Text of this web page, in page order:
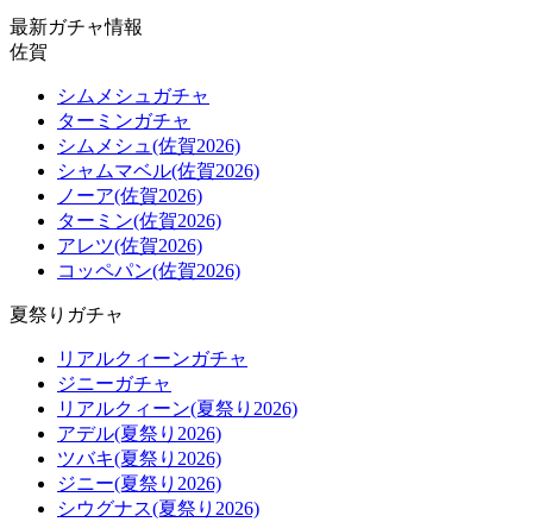
最新ガチャ情報
佐賀
シムメシュガチャ
ターミンガチャ
シムメシュ(佐賀2026)
シャムマベル(佐賀2026)
ノーア(佐賀2026)
ターミン(佐賀2026)
アレツ(佐賀2026)
コッペパン(佐賀2026)
夏祭りガチャ
リアルクィーンガチャ
ジニーガチャ
リアルクィーン(夏祭り2026)
アデル(夏祭り2026)
ツバキ(夏祭り2026)
ジニー(夏祭り2026)
シウグナス(夏祭り2026)